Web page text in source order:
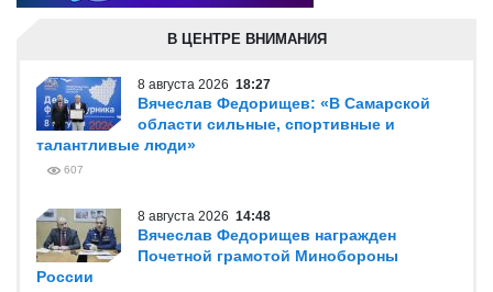
В ЦЕНТРЕ ВНИМАНИЯ
8 августа 2026 18:27
Вячеслав Федорищев: «В Самарской
области сильные, спортивные и
талантливые люди»
607
8 августа 2026 14:48
Вячеслав Федорищев награжден
Почетной грамотой Минобороны
России